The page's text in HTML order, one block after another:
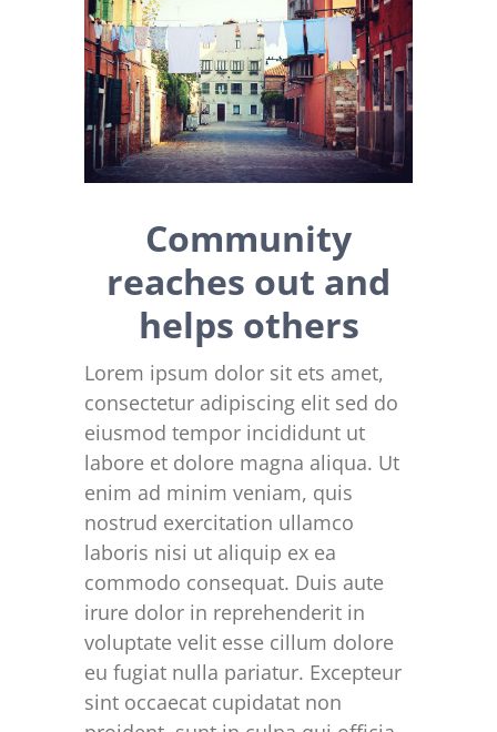
Larger
Image
Community
reaches out and
helps others
Lorem ipsum dolor sit ets amet,
consectetur adipiscing elit sed do
eiusmod tempor incididunt ut
labore et dolore magna aliqua. Ut
enim ad minim veniam, quis
nostrud exercitation ullamco
laboris nisi ut aliquip ex ea
commodo consequat. Duis aute
irure dolor in reprehenderit in
voluptate velit esse cillum dolore
eu fugiat nulla pariatur. Excepteur
sint occaecat cupidatat non